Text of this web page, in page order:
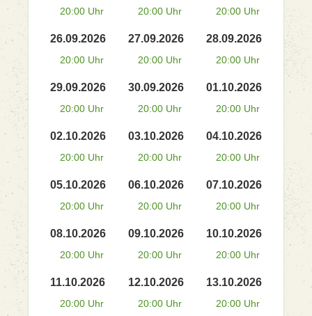
20:00 Uhr 20:00 Uhr 20:00 Uhr
26.09.2026
20:00 Uhr
27.09.2026
20:00 Uhr
28.09.2026
20:00 Uhr
29.09.2026
20:00 Uhr
30.09.2026
20:00 Uhr
01.10.2026
20:00 Uhr
02.10.2026
20:00 Uhr
03.10.2026
20:00 Uhr
04.10.2026
20:00 Uhr
05.10.2026
20:00 Uhr
06.10.2026
20:00 Uhr
07.10.2026
20:00 Uhr
08.10.2026
20:00 Uhr
09.10.2026
20:00 Uhr
10.10.2026
20:00 Uhr
11.10.2026
20:00 Uhr
12.10.2026
20:00 Uhr
13.10.2026
20:00 Uhr